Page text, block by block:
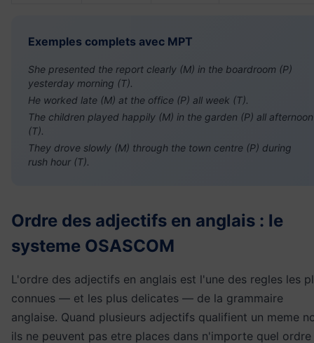
Exemples complets avec MPT
She presented the report clearly (M) in the boardroom (P)
yesterday morning (T).
He worked late (M) at the office (P) all week (T).
The children played happily (M) in the garden (P) all afternoon
(T).
They drove slowly (M) through the town centre (P) during
rush hour (T).
Ordre des adjectifs en anglais : le
systeme OSASCOM
L'ordre des adjectifs en anglais est l'une des regles les
connues — et les plus delicates — de la grammaire
anglaise. Quand plusieurs adjectifs qualifient un meme
ils ne peuvent pas etre places dans n'importe quel ordre